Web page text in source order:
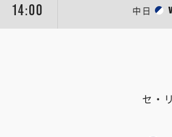
14:00 中日
セ・